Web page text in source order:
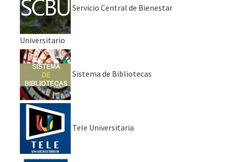
Servicio Central de Bienestar
Universitario
Sistema de Bibliotecas
Tele Universitaria